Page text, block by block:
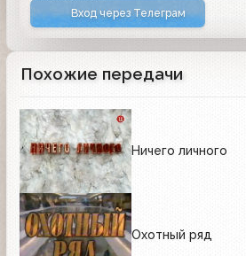
Вход через Телеграм
Похожие передачи
Ничего личного
Охотный ряд